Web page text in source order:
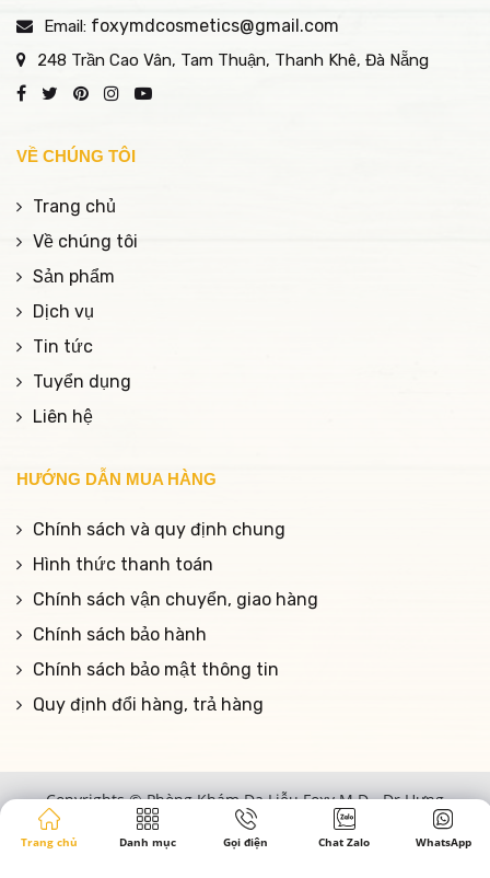
Email: foxymdcosmetics@gmail.com
248 Trần Cao Vân, Tam Thuận, Thanh Khê, Đà Nẵng
VỀ CHÚNG TÔI
Trang chủ
Về chúng tôi
Sản phẩm
Dịch vụ
Tin tức
Tuyển dụng
Liên hệ
HƯỚNG DẪN MUA HÀNG
Chính sách và quy định chung
Hình thức thanh toán
Chính sách vận chuyển, giao hàng
Chính sách bảo hành
Chính sách bảo mật thông tin
Quy định đổi hàng, trả hàng
Copyrights © Phòng Khám Da Liễu Foxy M.D - Dr Hưng
Nguyễn |
Designed by Song Lê
Trang chủ Danh mục Gọi điện Chat Zalo WhatsApp